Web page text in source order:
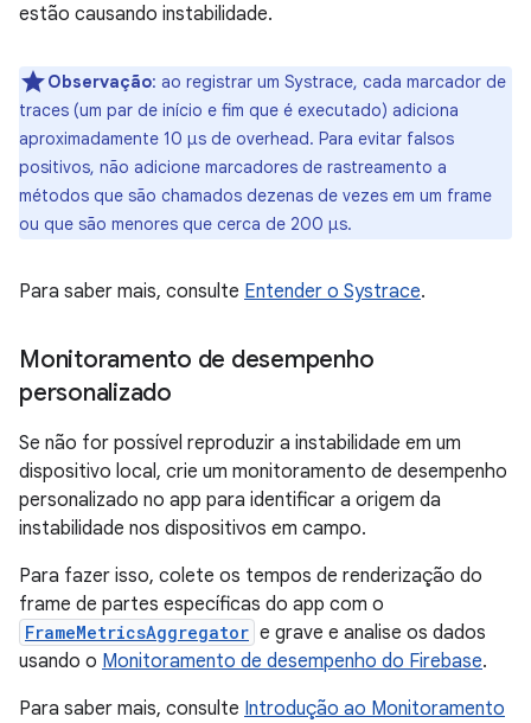
estão causando instabilidade.
Observação: ao registrar um Systrace, cada marcador de
traces (um par de início e fim que é executado) adiciona
aproximadamente 10 µs de overhead. Para evitar falsos
positivos, não adicione marcadores de rastreamento a
métodos que são chamados dezenas de vezes em um frame
ou que são menores que cerca de 200 μs.
Para saber mais, consulte Entender o Systrace.
Monitoramento de desempenho
personalizado
Se não for possível reproduzir a instabilidade em um
dispositivo local, crie um monitoramento de desempenho
personalizado no app para identificar a origem da
instabilidade nos dispositivos em campo.
Para fazer isso, colete os tempos de renderização do
frame de partes específicas do app com o
FrameMetricsAggregator e grave e analise os dados
usando o Monitoramento de desempenho do Firebase.
Para saber mais, consulte Introdução ao Monitoramento